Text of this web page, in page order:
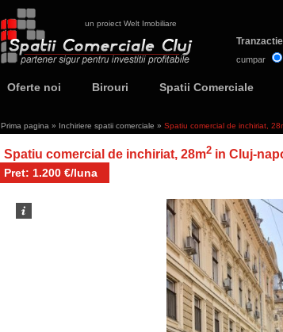
un proiect Welt Imobiliare
cumpar
Oferte noi Birouri Spatii Comerciale
Prima pagina » Inchiriere spatii comerciale » Spatiu comercial de inchiriat,
Spatiu comercial de inchiriat, 28m2 in Cluj-
Pret: 1.200 €/luna